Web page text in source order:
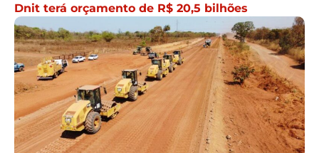
Dnit terá orçamento de R$ 20,5 bilhões